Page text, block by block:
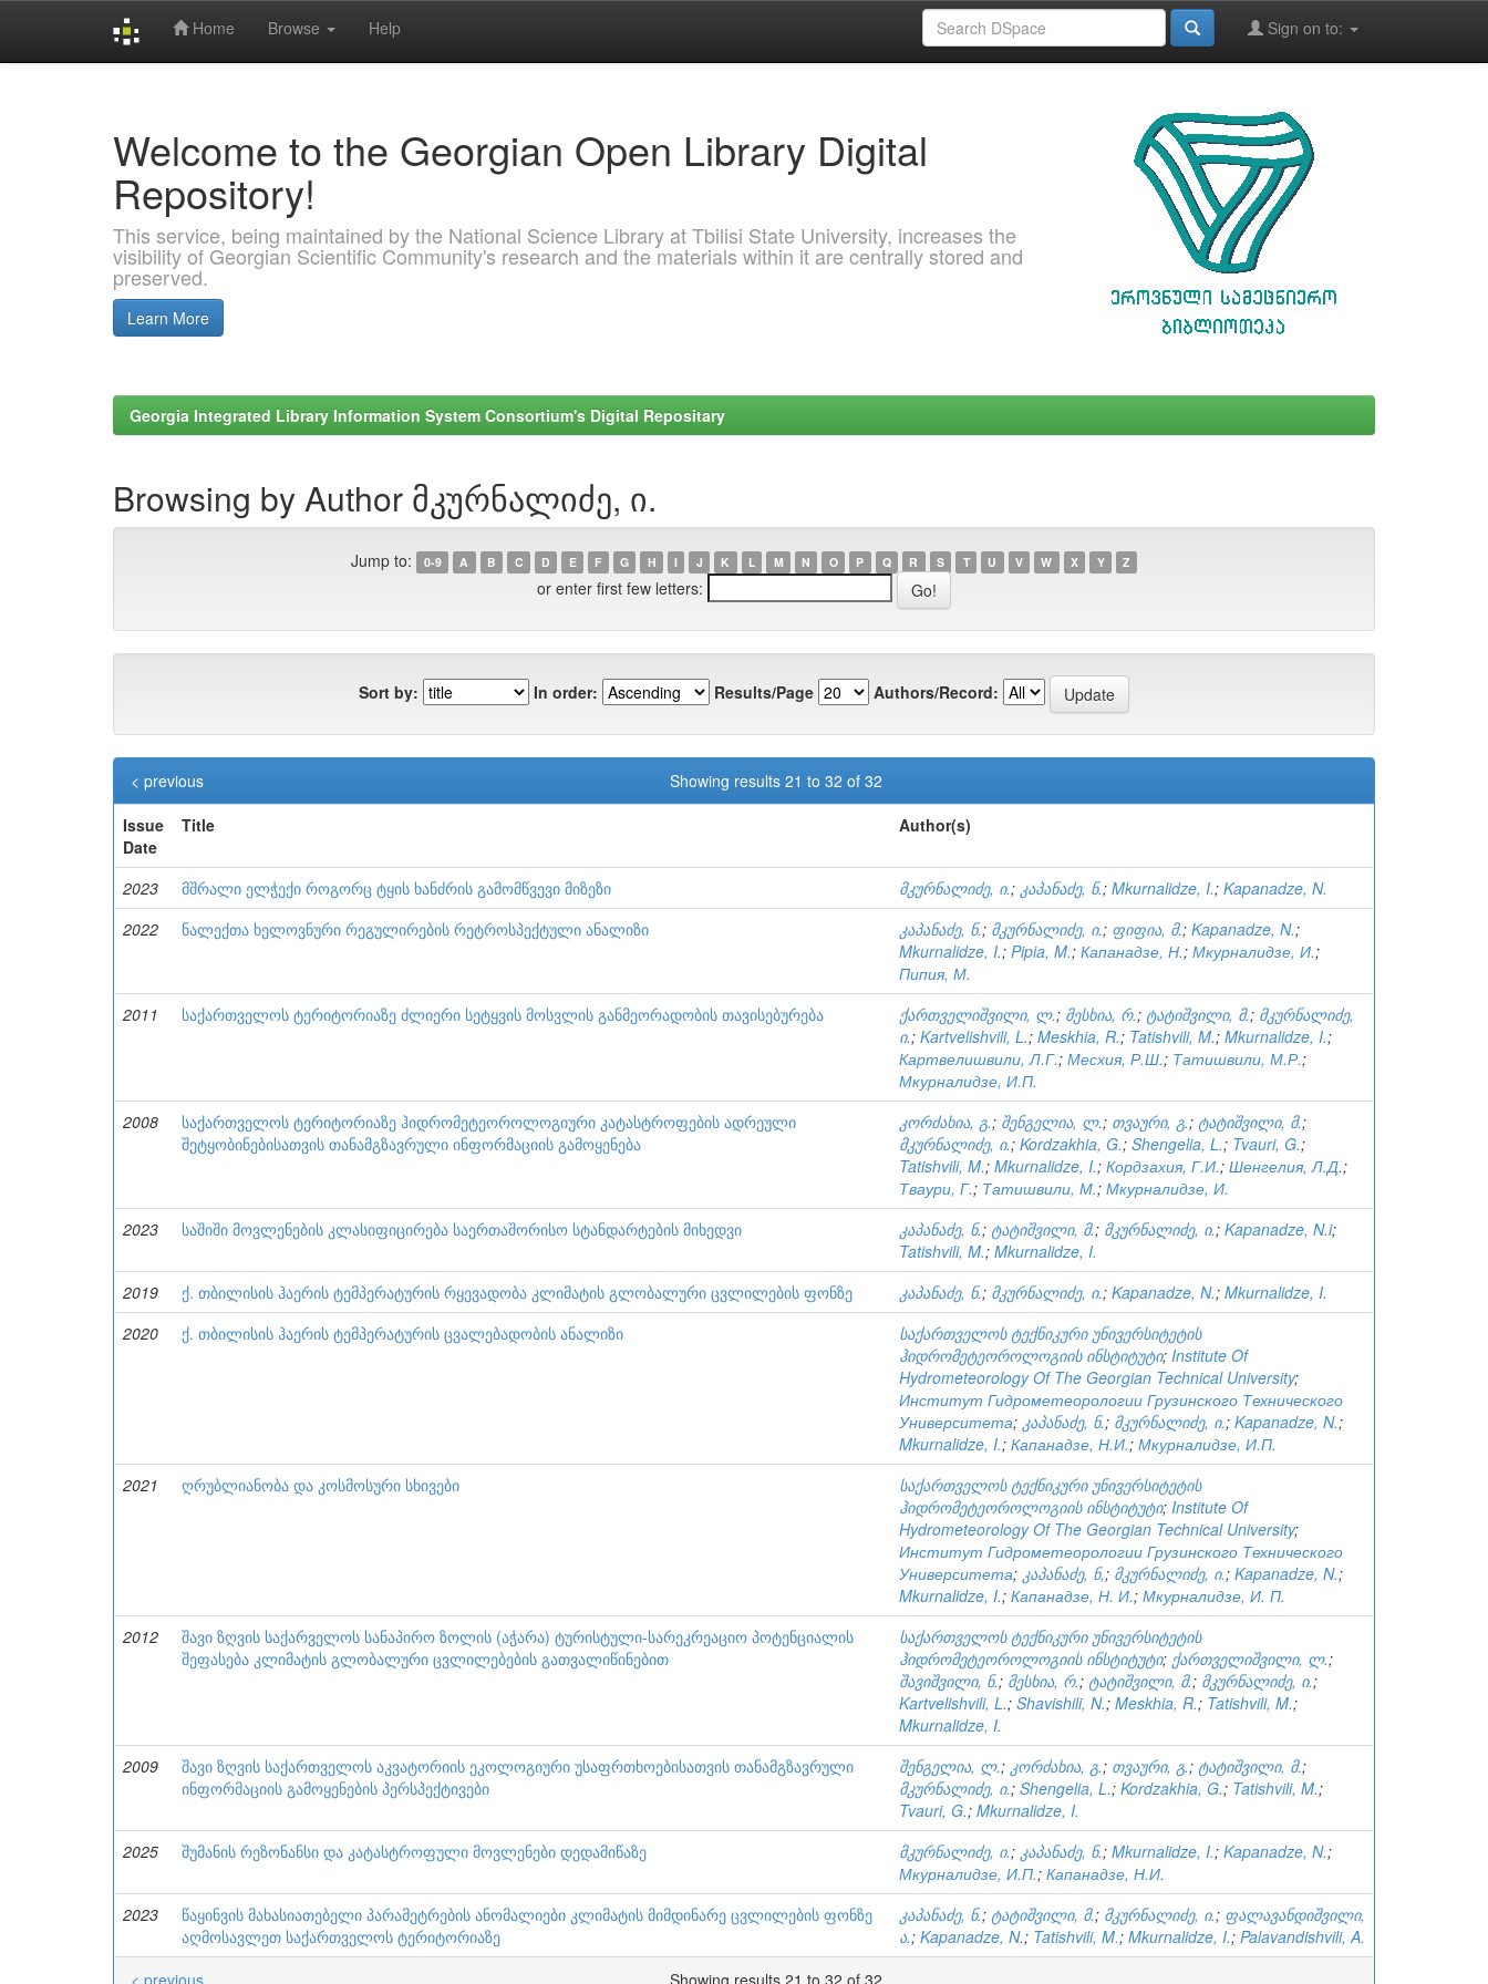
Home Browse Help Sign on to:
Welcome to the Georgian Open Library Digital
Repository!
This service, being maintained by the National Science Library at Tbilisi State University, increases the
visibility of Georgian Scientific Community's research and the materials within it are centrally stored and
preserved.
Learn More
Georgia Integrated Library Information System Consortium's Digital Repositary
Browsing by Author მკურნალიძე, ი.
Jump to: 0-9 A B C D E F G H I J K L M N O P Q R S T U V W X Y Z
or enter first few letters:
Sort by: In order: Results/Page Authors/Record:
Showing results 21 to 32 of 32
< previous
Issue
Date
Title Author(s)
2023 მშრალი ელჭექი როგორც ტყის ხანძრის გამომწვევი მიზეზი მკურნალიძე, ი.; კაპანაძე, ნ.; Mkurnalidze, I.; Kapanadze, N.
2022
ნალექთა ხელოვნური რეგულირების რეტროსპექტული ანალიზი კაპანაძე, ნ.; მკურნალიძე, ი.; ფიფია, მ.; Kapanadze, N.;
Mkurnalidze, I.; Pipia, M.; Капанадзе, Н.; Мкурналидзе, И.;
Пипия, М.
2011
საქართველოს ტერიტორიაზე ძლიერი სეტყვის მოსვლის განმეორადობის თავისებურება ქართველიშვილი, ლ.; მესხია, რ.; ტატიშვილი, მ.; მკურნალიძე,
ი.; Kartvelishvili, L.; Meskhia, R.; Tatishvili, M.; Mkurnalidze, I.;
Картвелишвили, Л.Г.; Месхия, Р.Ш.; Татишвили, М.Р.;
Мкурналидзе, И.П.
2008
საქართველოს ტერიტორიაზე ჰიდრომეტეოროლოგიური კატასტროფების ადრეული
შეტყობინებისათვის თანამგზავრული ინფორმაციის გამოყენება
კორძახია, გ.; შენგელია, ლ.; თვაური, გ.; ტატიშვილი, მ.;
მკურნალიძე, ი.; Kordzakhia, G.; Shengelia, L.; Tvauri, G.;
Tatishvili, M.; Mkurnalidze, I.; Кордзахия, Г.И.; Шенгелия, Л.Д.;
Тваури, Г.; Татишвили, М.; Мкурналидзе, И.
2023
საშიში მოვლენების კლასიფიცირება საერთაშორისო სტანდარტების მიხედვი კაპანაძე, ნ.; ტატიშვილი, მ.; მკურნალიძე, ი.; Kapanadze, N.i;
Tatishvili, M.; Mkurnalidze, I.
2019
ქ. თბილისის ჰაერის ტემპერატურის რყევადობა კლიმატის გლობალური ცვლილების ფონზე კაპანაძე, ნ.; მკურნალიძე, ი.; Kapanadze, N.; Mkurnalidze, I.
2020
ქ. თბილისის ჰაერის ტემპერატურის ცვალებადობის ანალიზი
საქართველოს ტექნიკური უნივერსიტეტის
ჰიდრომეტეოროლოგიის ინსტიტუტი; Institute Of
Hydrometeorology Of The Georgian Technical University;
Институт Гидрометеорологии Грузинского Технического
Университета; კაპანაძე, ნ.; მკურნალიძე, ი.; Kapanadze, N.;
Mkurnalidze, I.; Капанадзе, Н.И.; Мкурналидзе, И.П.
2021
ღრუბლიანობა და კოსმოსური სხივები
საქართველოს ტექნიკური უნივერსიტეტის
ჰიდრომეტეოროლოგიის ინსტიტუტი; Institute Of
Hydrometeorology Of The Georgian Technical University;
Институт Гидрометеорологии Грузинского Технического
Университета; კაპანაძე, ნ,; მკურნალიძე, ი.; Kapanadze, N.;
Mkurnalidze, I.; Капанадзе, Н. И.; Мкурналидзе, И. П.
2012
შავი ზღვის საქარველოს სანაპირო ზოლის (აჭარა) ტურისტული-სარეკრეაციო პოტენციალის
შეფასება კლიმატის გლობალური ცვლილებების გათვალიწინებით
საქართველოს ტექნიკური უნივერსიტეტის
ჰიდრომეტეოროლოგიის ინსტიტუტი; ქართველიშვილი, ლ.;
შავიშვილი, ნ.; მესხია, რ.; ტატიშვილი, მ.; მკურნალიძე, ი.;
Kartvelishvili, L.; Shavishili, N.; Meskhia, R.; Tatishvili, M.;
Mkurnalidze, I.
2009
შავი ზღვის საქართველოს აკვატორიის ეკოლოგიური უსაფრთხოებისათვის თანამგზავრული
ინფორმაციის გამოყენების პერსპექტივები
შენგელია, ლ.; კორძახია, გ.; თვაური, გ.; ტატიშვილი, მ.;
მკურნალიძე, ი.; Shengelia, L.; Kordzakhia, G.; Tatishvili, M.;
Tvauri, G.; Mkurnalidze, I.
2025
შუმანის რეზონანსი და კატასტროფული მოვლენები დედამიწაზე მკურნალიძე, ი.; კაპანაძე, ნ.; Mkurnalidze, I.; Kapanadze, N.;
Мкурналидзе, И.П.; Капанадзе, Н.И.
2023
წაყინვის მახასიათებელი პარამეტრების ანომალიები კლიმატის მიმდინარე ცვლილების ფონზე
აღმოსავლეთ საქართველოს ტერიტორიაზე
კაპანაძე, ნ.; ტატიშვილი, მ.; მკურნალიძე, ი.; ფალავანდიშვილი,
ა.; Kapanadze, N.; Tatishvili, M.; Mkurnalidze, I.; Palavandishvili, A.
Showing results 21 to 32 of 32
< previous